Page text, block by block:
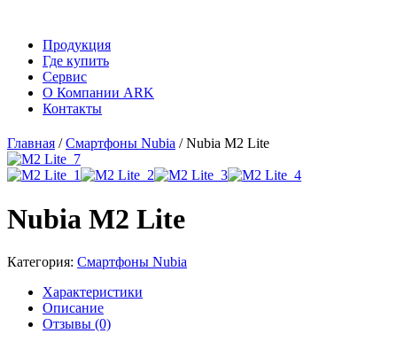
Продукция
Где купить
Сервис
О Компании ARK
Контакты
Главная /Смартфоны Nubia / Nubia M2 Lite
Nubia M2 Lite
Категория: Смартфоны Nubia
Характеристики
Описание
Отзывы (0)